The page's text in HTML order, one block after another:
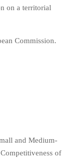
on a territorial
Commission.
and Medium-
of